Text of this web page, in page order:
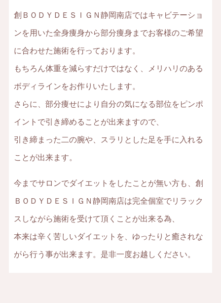
創ＢＯＤＹＤＥＳＩＧＮ静岡南店ではキャビテーショ
ンを用いた全身痩身から部分痩身までお客様のご希望
に合わせた施術を行っております。
もちろん体重を減らすだけではなく、メリハリのある
ボディラインをお作りいたします。
さらに、部分痩せにより自分の気になる部位をピンポ
イントで引き締めることが出来ますので、
引き締まった二の腕や、スラリとした足を手に入れる
ことが出来ます。
今までサロンでダイエットをしたことが無い方も、創
ＢＯＤＹＤＥＳＩＧＮ静岡南店は完全個室でリラック
スしながら施術を受けて頂くことが出来る為、
本来は辛く苦しいダイエットを、ゆったりと癒されな
がら行う事が出来ます。是非一度お越しください。